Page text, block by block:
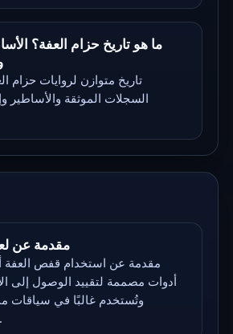
ما هو تاريخ حزام العفة؟
تاريخ متوازن لروايات حزام
السجلات الموثقة والأساطير
مقدمة عن
مقدمة عن استخدام قفص العفة
أدوات مصممة لتقييد الوصول إلى
وتُستخدم غالبًا في سياقات